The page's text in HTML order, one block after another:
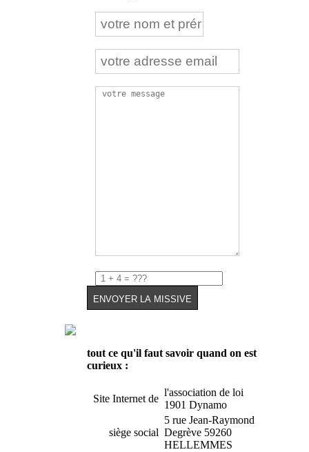
tout ce qu'il faut savoir quand on est
curieux :
Site Internet de
l'association de loi
1901 Dynamo
siège social
5 rue Jean-Raymond
Degrève 59260
HELLEMMES